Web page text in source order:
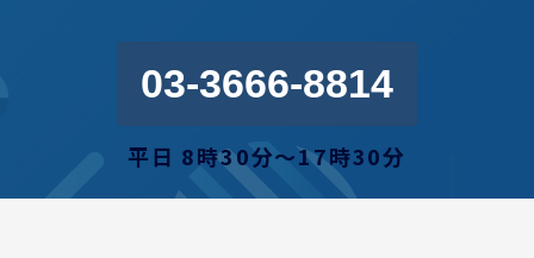
03-3666-8814
平日 8時30分〜17時30分